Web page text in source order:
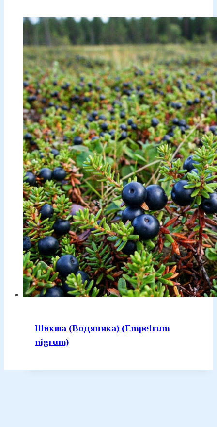
Шикша (Водяника) (Empetrum
nigrum)